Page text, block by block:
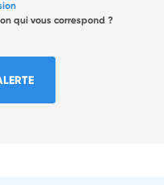
qui vous correspond ?